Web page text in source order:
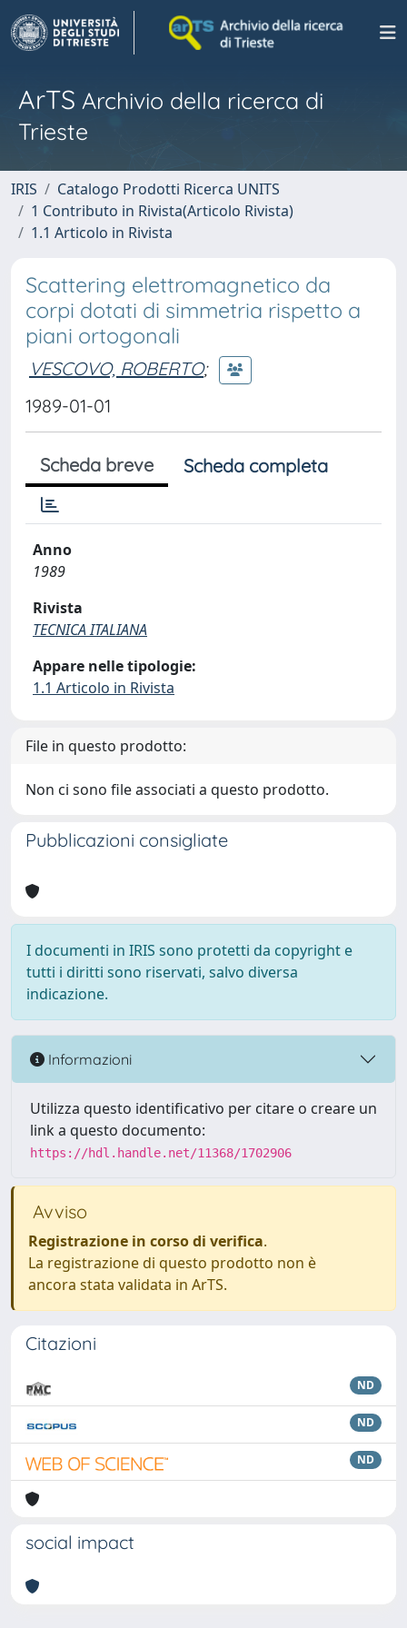
ArTS Archivio della ricerca di
Trieste
IRIS
Catalogo Prodotti Ricerca UNITS
1 Contributo in Rivista(Articolo Rivista)
1.1 Articolo in Rivista
Scattering elettromagnetico da
corpi dotati di simmetria rispetto a
piani ortogonali
VESCOVO, ROBERTO;
1989-01-01
Scheda breve Scheda completa
Anno
1989
Rivista
TECNICA ITALIANA
Appare nelle tipologie:
1.1 Articolo in Rivista
File in questo prodotto:
Non ci sono file associati a questo prodotto.
Pubblicazioni consigliate
I documenti in IRIS sono protetti da copyright e
tutti i diritti sono riservati, salvo diversa
indicazione.
Informazioni
Utilizza questo identificativo per citare o creare un
link a questo documento:
https://hdl.handle.net/11368/1702906
Avviso
Registrazione in corso di verifica.
La registrazione di questo prodotto non è
ancora stata validata in ArTS.
Citazioni
ND
ND
ND
social impact